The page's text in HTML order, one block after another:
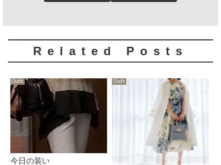
Related Posts
Outfit
今日の装い
Outfit